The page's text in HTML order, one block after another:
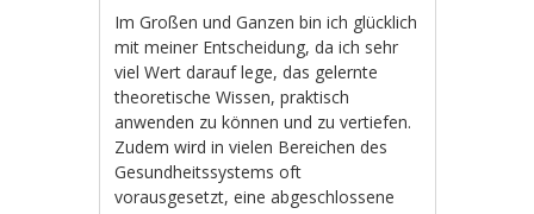
Im Großen und Ganzen bin ich glücklich
mit meiner Entscheidung, da ich sehr
viel Wert darauf lege, das gelernte
theoretische Wissen, praktisch
anwenden zu können und zu vertiefen.
Zudem wird in vielen Bereichen des
Gesundheitssystems oft
vorausgesetzt, eine abgeschlossene